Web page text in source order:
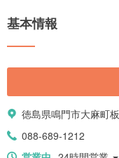
基本情報
徳島県鳴門市大麻町
088-689-1212